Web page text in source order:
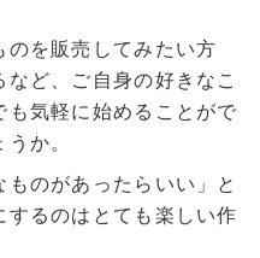
のを販売してみたい方
ど、ご自身の好きなこ
も気軽に始めることがで
か。
ものがあったらいい」と
するのはとても楽しい作